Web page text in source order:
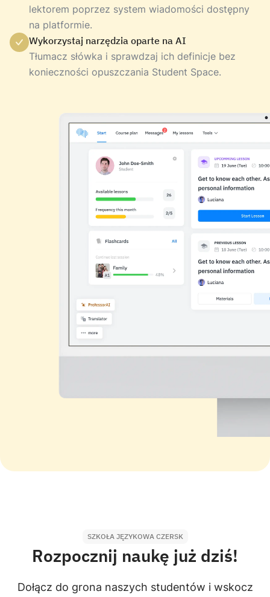
lektorem poprzez system wiadomości dostępny
na platformie.
Wykorzystaj narzędzia oparte na AI
Tłumacz słówka i sprawdzaj ich definicje bez
konieczności opuszczania Student Space.
SZKOŁA JĘZYKOWA CZERSK
Rozpocznij naukę już dziś!
Dołącz do grona naszych studentów i wskocz